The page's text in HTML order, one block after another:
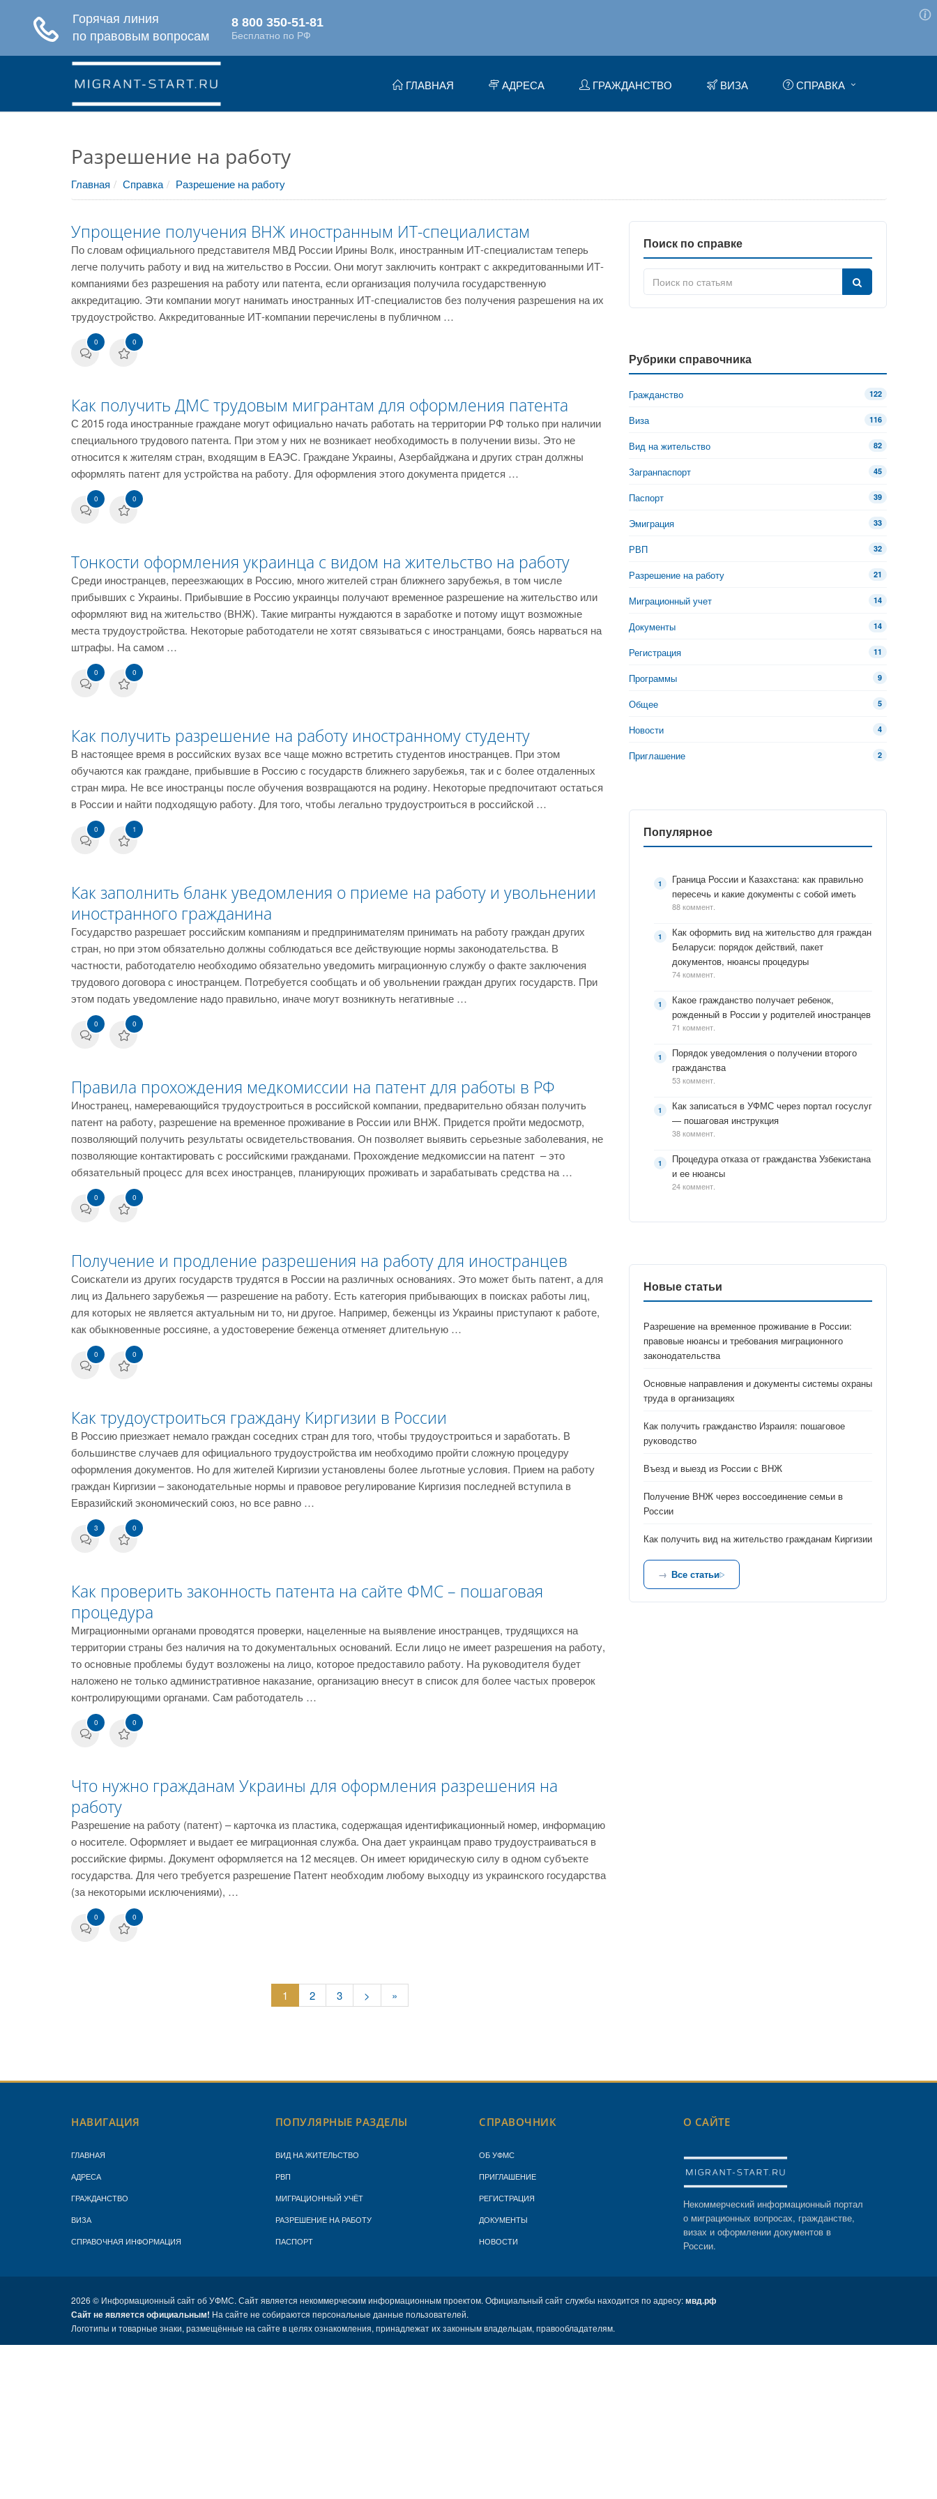
ГЛАВНАЯ АДРЕСА ГРАЖДАНСТВО ВИЗА СПРАВКА
Разрешение на работу
Главная Справка Разрешение на работу
Упрощение получения ВНЖ иностранным ИТ-специалистам
По словам официального представителя МВД России Ирины Волк, иностранным ИТ-специалистам теперь
легче получить работу и вид на жительство в России. Они могут заключить контракт с аккредитованными ИТ-
компаниями без разрешения на работу или патента, если организация получила государственную
аккредитацию. Эти компании могут нанимать иностранных ИТ-специалистов без получения разрешения на их
трудоустройство. Аккредитованные ИТ-компании перечислены в публичном …
0 0
Как получить ДМС трудовым мигрантам для оформления патента
С 2015 года иностранные граждане могут официально начать работать на территории РФ только при наличии
специального трудового патента. При этом у них не возникает необходимость в получении визы. Это не
относится к жителям стран, входящим в ЕАЭС. Граждане Украины, Азербайджана и других стран должны
оформлять патент для устройства на работу. Для оформления этого документа придется …
0 0
Тонкости оформления украинца с видом на жительство на работу
Среди иностранцев, переезжающих в Россию, много жителей стран ближнего зарубежья, в том числе
прибывших с Украины. Прибывшие в Россию украинцы получают временное разрешение на жительство или
оформляют вид на жительство (ВНЖ). Такие мигранты нуждаются в заработке и потому ищут возможные
места трудоустройства. Некоторые работодатели не хотят связываться с иностранцами, боясь нарваться на
штрафы. На самом …
0 0
Как получить разрешение на работу иностранному студенту
В настоящее время в российских вузах все чаще можно встретить студентов иностранцев. При этом
обучаются как граждане, прибывшие в Россию с государств ближнего зарубежья, так и с более отдаленных
стран мира. Не все иностранцы после обучения возвращаются на родину. Некоторые предпочитают остаться
в России и найти подходящую работу. Для того, чтобы легально трудоустроиться в российской …
0 1
Как заполнить бланк уведомления о приеме на работу и увольнении
иностранного гражданина
Государство разрешает российским компаниям и предпринимателям принимать на работу граждан других
стран, но при этом обязательно должны соблюдаться все действующие нормы законодательства. В
частности, работодателю необходимо обязательно уведомить миграционную службу о факте заключения
трудового договора с иностранцем. Потребуется сообщать и об увольнении граждан других государств. При
этом подать уведомление надо правильно, иначе могут возникнуть негативные …
0 0
Правила прохождения медкомиссии на патент для работы в РФ
Иностранец, намеревающийся трудоустроиться в российской компании, предварительно обязан получить
патент на работу, разрешение на временное проживание в России или ВНЖ. Придется пройти медосмотр,
позволяющий получить результаты освидетельствования. Он позволяет выявить серьезные заболевания, не
позволяющие контактировать с российскими гражданами. Прохождение медкомиссии на патент – это
обязательный процесс для всех иностранцев, планирующих проживать и зарабатывать средства на …
0 0
Получение и продление разрешения на работу для иностранцев
Соискатели из других государств трудятся в России на различных основаниях. Это может быть патент, а для
лиц из Дальнего зарубежья — разрешение на работу. Есть категория прибывающих в поисках работы лиц,
для которых не является актуальным ни то, ни другое. Например, беженцы из Украины приступают к работе,
как обыкновенные россияне, а удостоверение беженца отменяет длительную …
0 0
Как трудоустроиться граждану Киргизии в России
В Россию приезжает немало граждан соседних стран для того, чтобы трудоустроиться и заработать. В
большинстве случаев для официального трудоустройства им необходимо пройти сложную процедуру
оформления документов. Но для жителей Киргизии установлены более льготные условия. Прием на работу
граждан Киргизии – законодательные нормы и правовое регулирование Киргизия последней вступила в
Евразийский экономический союз, но все равно …
3 0
Как проверить законность патента на сайте ФМС – пошаговая
процедура
Миграционными органами проводятся проверки, нацеленные на выявление иностранцев, трудящихся на
территории страны без наличия на то документальных оснований. Если лицо не имеет разрешения на работу,
то основные проблемы будут возложены на лицо, которое предоставило работу. На руководителя будет
наложено не только административное наказание, организацию внесут в список для более частых проверок
контролирующими органами. Сам работодатель …
0 0
Что нужно гражданам Украины для оформления разрешения на
работу
Разрешение на работу (патент) – карточка из пластика, содержащая идентификационный номер, информацию
о носителе. Оформляет и выдает ее миграционная служба. Она дает украинцам право трудоустраиваться в
российские фирмы. Документ оформляется на 12 месяцев. Он имеет юридическую силу в одном субъекте
государства. Для чего требуется разрешение Патент необходим любому выходцу из украинского государства
(за некоторыми исключениями), …
0 0
1 2 3 > »
Поиск по справке
Рубрики справочника
Гражданство 122
Виза 116
Вид на жительство 82
Загранпаспорт 45
Паспорт 39
Эмиграция 33
РВП 32
Разрешение на работу 21
Миграционный учет 14
Документы 14
Регистрация 11
Программы 9
Общее 5
Новости 4
Приглашение 2
Популярное
Граница России и Казахстана: как правильно
пересечь и какие документы с собой иметь
88 коммент.
Как оформить вид на жительство для граждан
Беларуси: порядок действий, пакет
документов, нюансы процедуры
74 коммент.
Какое гражданство получает ребенок,
рожденный в России у родителей иностранцев
71 коммент.
Порядок уведомления о получении второго
гражданства
53 коммент.
Как записаться в УФМС через портал госуслуг
— пошаговая инструкция
38 коммент.
Процедура отказа от гражданства Узбекистана
и ее нюансы
24 коммент.
Новые статьи
Разрешение на временное проживание в России:
правовые нюансы и требования миграционного
законодательства
Основные направления и документы системы охраны
труда в организациях
Как получить гражданство Израиля: пошаговое
руководство
Въезд и выезд из России с ВНЖ
Получение ВНЖ через воссоединение семьи в
России
Как получить вид на жительство гражданам Киргизии
Все статьи
НАВИГАЦИЯ
ГЛАВНАЯ
АДРЕСА
ГРАЖДАНСТВО
ВИЗА
СПРАВОЧНАЯ ИНФОРМАЦИЯ
ПОПУЛЯРНЫЕ РАЗДЕЛЫ
ВИД НА ЖИТЕЛЬСТВО
РВП
МИГРАЦИОННЫЙ УЧЁТ
РАЗРЕШЕНИЕ НА РАБОТУ
ПАСПОРТ
СПРАВОЧНИК
ОБ УФМС
ПРИГЛАШЕНИЕ
РЕГИСТРАЦИЯ
ДОКУМЕНТЫ
НОВОСТИ
О САЙТЕ
Некоммерческий информационный портал
о миграционных вопросах, гражданстве,
визах и оформлении документов в
России.
2026 © Информационный сайт об УФМС. Сайт является некоммерческим информационным проектом. Официальный сайт службы находится по адресу:мвд.рф
Сайт не является официальным! На сайте не собираются персональные данные пользователей.
Логотипы и товарные знаки, размещённые на сайте в целях ознакомления, принадлежат их законным владельцам, правообладателям.